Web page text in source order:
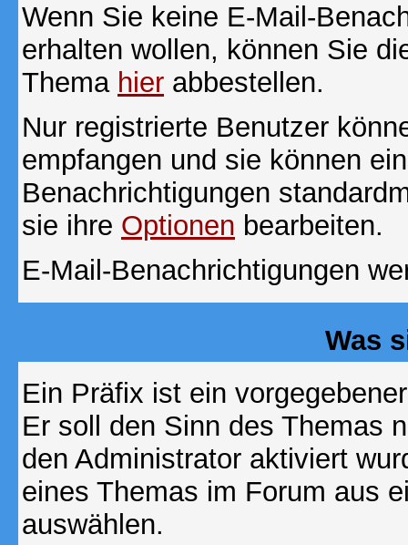
Wenn Sie keine E-Mail-
erhalten wollen, können Sie
Thema hier abbestellen.
Nur registrierte Benutzer
empfangen und sie können
Benachrichtigungen
sie ihre Optionen bearbeiten.
E-Mail-Benachrichtigungen
Was
Ein Präfix ist ein
Er soll den Sinn des Themas
den Administrator aktiviert
eines Themas im Forum aus
auswählen.